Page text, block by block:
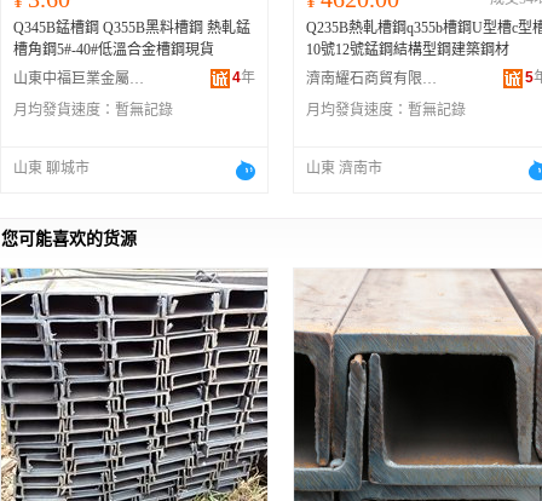
Q345B錳槽鋼 Q355B黑料槽鋼 熱軋錳
槽角鋼5#-40#低溫合金槽鋼現貨
山東中福巨業金屬材料有限公司
4年
月均發貨速度： 暫無記錄
山東 聊城市
Q235B熱軋槽鋼q355b槽鋼U型槽c型
10號12號錳鋼結構型鋼建築鋼材
濟南耀石商貿有限公司
5
月均發貨速度： 暫無記錄
山東 濟南市
您可能喜欢的货源